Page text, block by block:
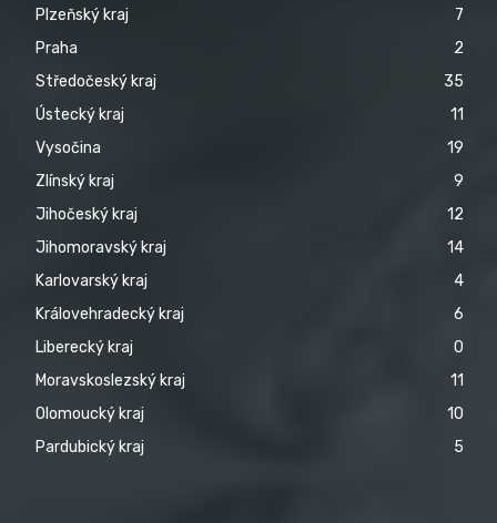
Plzeňský kraj
7
Praha
2
Středočeský kraj
35
Ústecký kraj
11
Vysočina
19
Zlínský kraj
9
Jihočeský kraj
12
Jihomoravský kraj
14
Karlovarský kraj
4
Královehradecký kraj
6
Liberecký kraj
0
Moravskoslezský kraj
11
Olomoucký kraj
10
Pardubický kraj
5